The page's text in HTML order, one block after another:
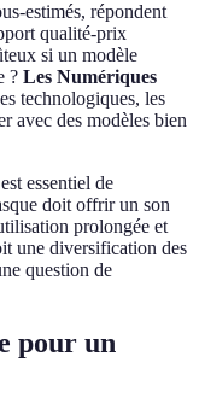
estimés, répondent
qualité-prix
si un modèle
? Les Numériques
technologiques, les
avec des modèles bien
essentiel de
doit offrir un son
prolongée et
une diversification des
question de
pour un